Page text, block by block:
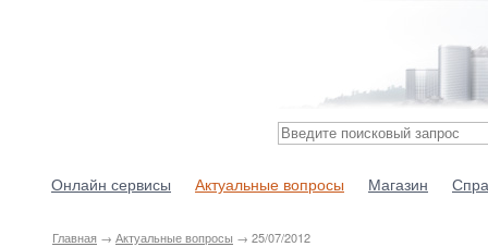
Онлайн сервисы Актуальные вопросы Магазин
Главная → Актуальные вопросы → 25/07/2012